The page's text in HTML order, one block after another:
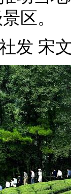
区。
宋